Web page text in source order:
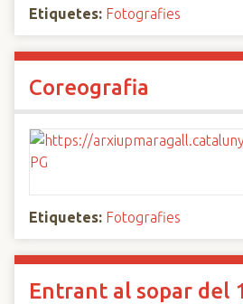
Etiquetes: Fotografies
Coreografia
Etiquetes: Fotografies
Entrant al sopar del